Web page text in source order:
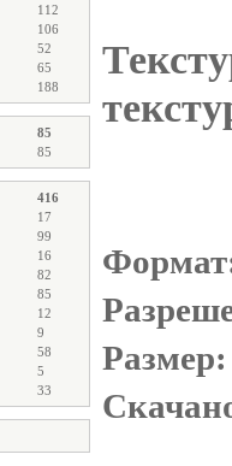
112
106
52
65
188
85
85
416
17
99
16
82
85
12
9
58
5
33